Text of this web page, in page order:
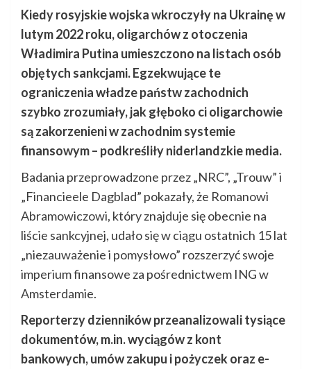
Kiedy rosyjskie wojska wkroczyły na Ukrainę w
lutym 2022 roku, oligarchów z otoczenia
Władimira Putina umieszczono na listach osób
objętych sankcjami. Egzekwujące te
ograniczenia władze państw zachodnich
szybko zrozumiały, jak głęboko ci oligarchowie
są zakorzenieni w zachodnim systemie
finansowym – podkreśliły niderlandzkie media.
Badania przeprowadzone przez „NRC”, „Trouw” i
„Financieele Dagblad” pokazały, że Romanowi
Abramowiczowi, który znajduje się obecnie na
liście sankcyjnej, udało się w ciągu ostatnich 15 lat
„niezauważenie i pomysłowo” rozszerzyć swoje
imperium finansowe za pośrednictwem ING w
Amsterdamie.
Reporterzy dzienników przeanalizowali tysiące
dokumentów, m.in. wyciągów z kont
bankowych, umów zakupu i pożyczek oraz e-